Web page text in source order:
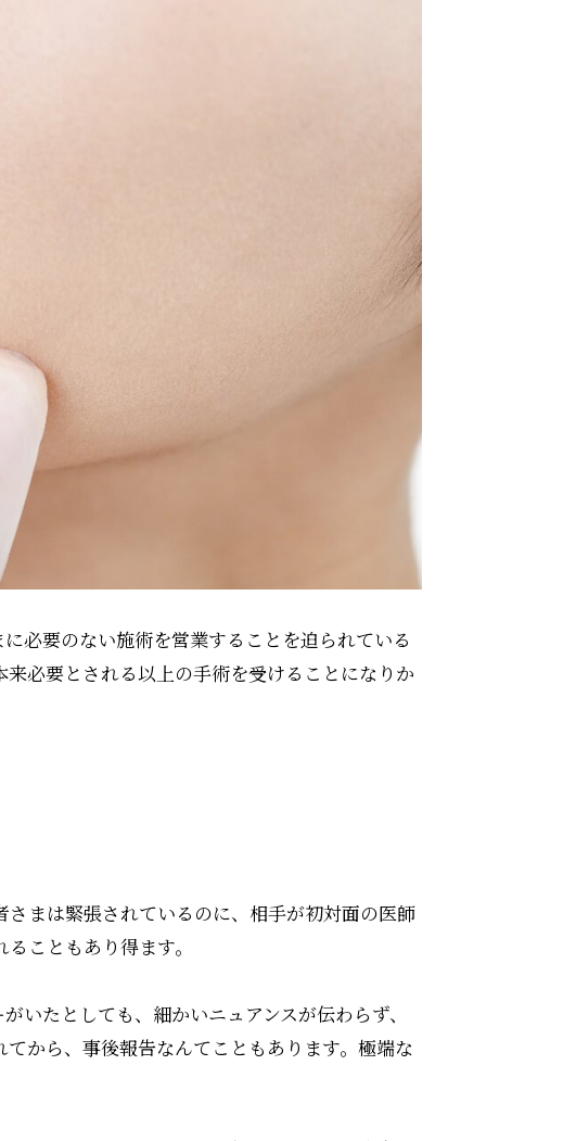
必要のない施術を営業することを迫られている
必要とされる以上の手術を受けることになりか
まは緊張されているのに、相手が初対面の医師
こともあり得ます。
いたとしても、細かいニュアンスが伝わらず、
から、事後報告なんてこともあります。極端な